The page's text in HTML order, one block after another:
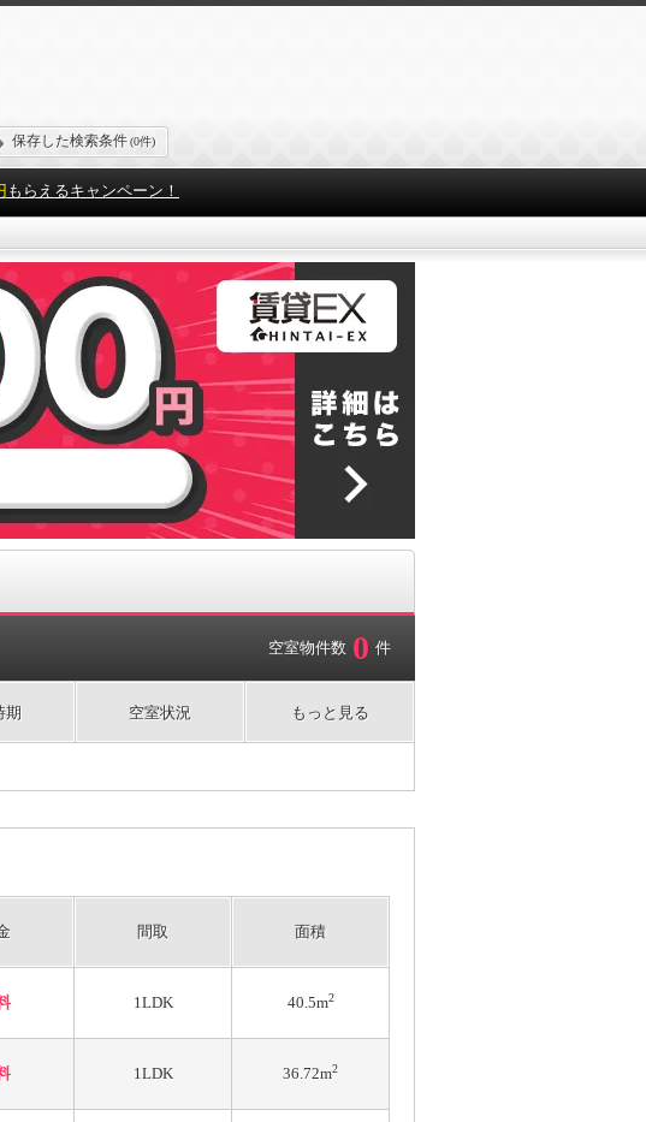
保存した検索条件(0件)
もらえるキャンペーン！
空室物件数 0 件
期 空室状況 もっと見る
間取 面積
1LDK 40.5m2
1LDK 36.72m2